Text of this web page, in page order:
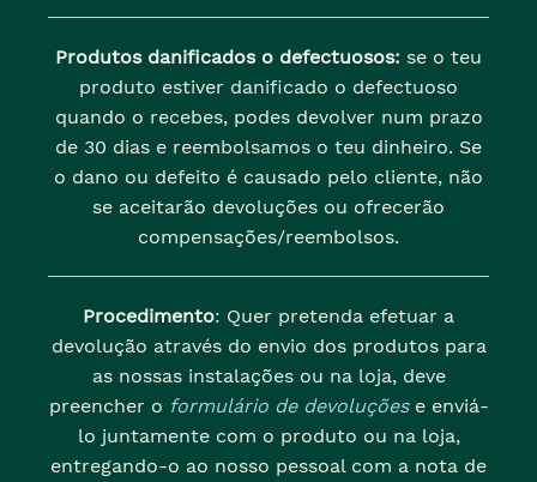
Produtos danificados o defectuosos: se o teu
produto estiver danificado o defectuoso
quando o recebes, podes devolver num prazo
de 30 dias e reembolsamos o teu dinheiro. Se
o dano ou defeito é causado pelo cliente, não
se aceitarão devoluções ou ofrecerão
compensações/reembolsos.
Procedimento: Quer pretenda efetuar a
devolução através do envio dos produtos para
as nossas instalações ou na loja, deve
preencher o formulário de devoluçõese enviá-
lo juntamente com o produto ou na loja,
entregando-o ao nosso pessoal com a nota de